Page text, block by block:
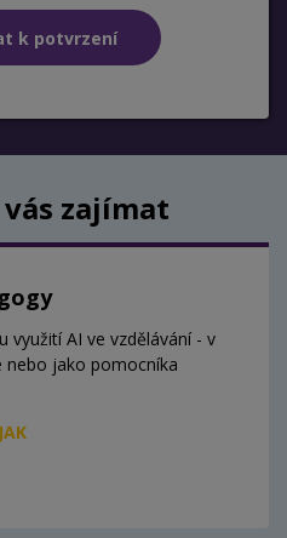
zajímat
využití AI ve vzdělávání - v
nebo jako pomocníka